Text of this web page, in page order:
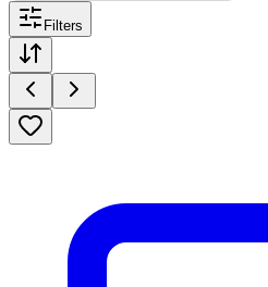
Filters